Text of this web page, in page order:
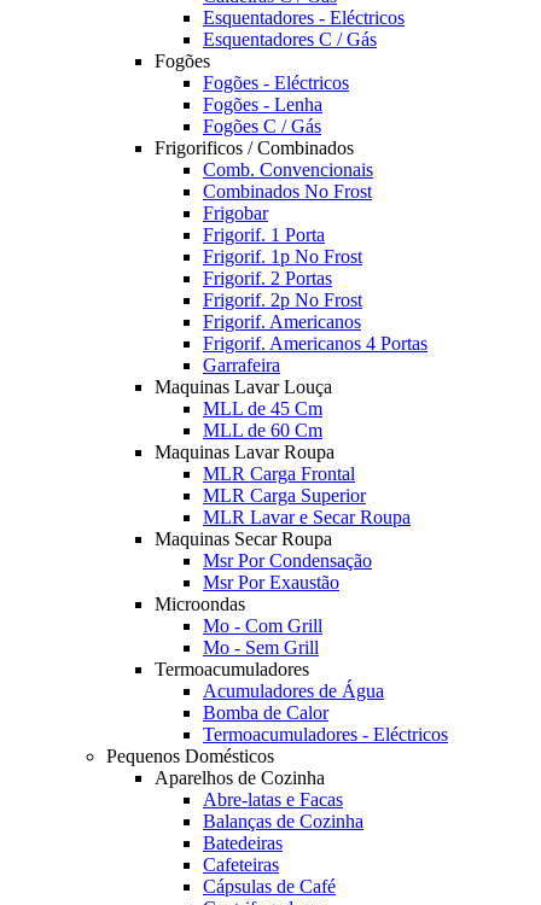
Esquentadores - Eléctricos
Esquentadores C / Gás
Fogões
Fogões - Eléctricos
Fogões - Lenha
Fogões C / Gás
Frigorificos / Combinados
Comb. Convencionais
Combinados No Frost
Frigobar
Frigorif. 1 Porta
Frigorif. 1p No Frost
Frigorif. 2 Portas
Frigorif. 2p No Frost
Frigorif. Americanos
Frigorif. Americanos 4 Portas
Garrafeira
Maquinas Lavar Louça
MLL de 45 Cm
MLL de 60 Cm
Maquinas Lavar Roupa
MLR Carga Frontal
MLR Carga Superior
MLR Lavar e Secar Roupa
Maquinas Secar Roupa
Msr Por Condensação
Msr Por Exaustão
Microondas
Mo - Com Grill
Mo - Sem Grill
Termoacumuladores
Acumuladores de Água
Bomba de Calor
Termoacumuladores - Eléctricos
Pequenos Domésticos
Aparelhos de Cozinha
Abre-latas e Facas
Balanças de Cozinha
Batedeiras
Cafeteiras
Cápsulas de Café